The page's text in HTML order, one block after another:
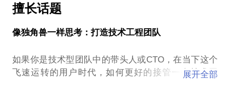
擅长话题
像独角兽一样思考：打造技术工程团队
如果你是技术型团队中的带头人或CTO，在当下这个
飞速运转的用户时代，如何更好的接管一个技术团
展开全部